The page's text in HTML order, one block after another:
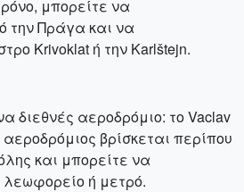
μπορείτε να
την Πράγα και να
Krivoklat ή την Karlštejn.
διεθνές αεροδρόμιο: το Vaclav
βρίσκεται περίπου
και μπορείτε να
λεωφορείο ή μετρό.